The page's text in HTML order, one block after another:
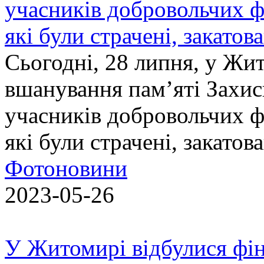
учасників добровольчих
які були страчені,
Сьогодні, 28 липня, у
вшанування пам’яті
учасників добровольчих
які були страчені,
Фотоновини
2023-05-26
У Житомирі відбулися